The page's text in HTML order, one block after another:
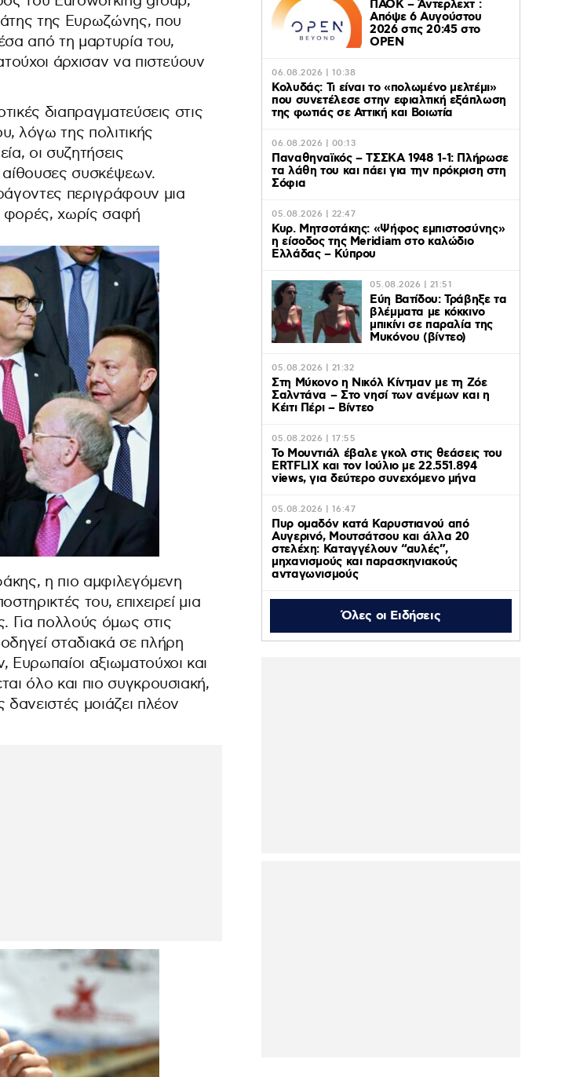
της Ευρωζώνης, που
από τη μαρτυρία του,
άρχισαν να πιστεύουν
διαπραγματεύσεις στις
λόγω της πολιτικής
οι συζητήσεις
αίθουσες συσκέψεων.
περιγράφουν μια
φορές, χωρίς σαφή
η πιο αμφιλεγόμενη
του, επιχειρεί μια
Για πολλούς όμως στις
σταδιακά σε πλήρη
αξιωματούχοι και
όλο και πιο συγκρουσιακή,
μοιάζει πλέον
ΠΑΟΚ – Άντερλεχτ :
Απόψε 6 Αυγούστου
2026 στις 20:45 στο
ΟΡΕΝ
06.08.2026 | 10:38
Κολυδάς: Τι είναι το «πολωμένο μελτέμι»
που συνετέλεσε στην εφιαλτική εξάπλωση
της φωτιάς σε Αττική και Βοιωτία
06.08.2026 | 00:13
Παναθηναϊκός – ΤΣΣΚΑ 1948 1-1: Πλήρωσε
τα λάθη του και πάει για την πρόκριση στη
Σόφια
05.08.2026 | 22:47
Κυρ. Μητσοτάκης: «Ψήφος εμπιστοσύνης»
η είσοδος της Meridiam στο καλώδιο
Ελλάδας – Κύπρου
05.08.2026 | 21:51
Εύη Βατίδου: Τράβηξε τα
βλέμματα με κόκκινο
μπικίνι σε παραλία της
Μυκόνου (βίντεο)
05.08.2026 | 21:32
Στη Μύκονο η Νικόλ Κίντμαν με τη Ζόε
Σαλντάνα – Στο νησί των ανέμων και η
Κέιτι Πέρι – Βίντεο
05.08.2026 | 17:55
Το Μουντιάλ έβαλε γκολ στις θεάσεις του
ERTFLIX και τον Ιούλιο με 22.551.894
views, για δεύτερο συνεχόμενο μήνα
05.08.2026 | 16:47
Πυρ ομαδόν κατά Καρυστιανού από
Αυγερινό, Μουτσάτσου και άλλα 20
στελέχη: Καταγγέλουν “αυλές”,
μηχανισμούς και παρασκηνιακούς
ανταγωνισμούς
Όλες οι Ειδήσεις